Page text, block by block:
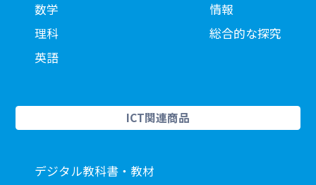
数学
理科
英語
情報
総合的な探究
ICT関連商品
デジタル教科書・教材